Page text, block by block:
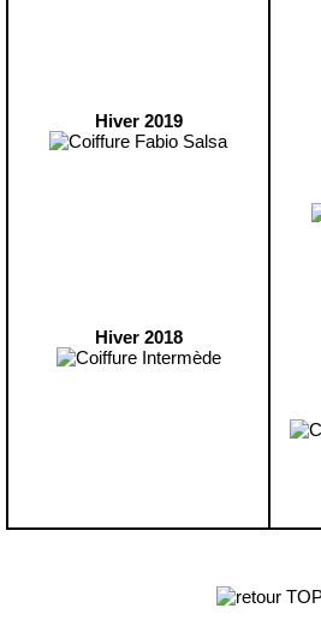
Hiver 2019
Hiver 2018